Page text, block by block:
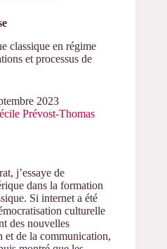
classique en régime
et processus de
2023
Prévost-Thomas
j’essaye de
dans la formation
Si internet a été
culturelle
des nouvelles
et de la communication,